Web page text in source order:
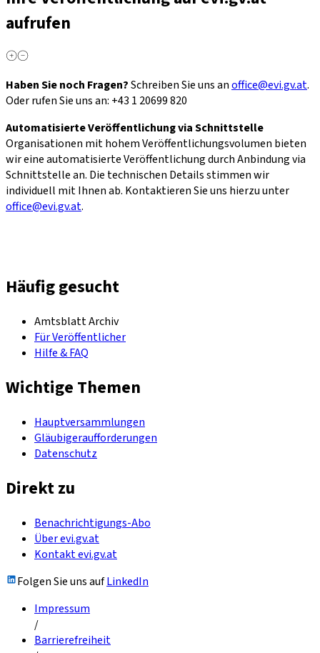
aufrufen
Haben Sie noch Fragen?Schreiben Sie uns anoffice@evi.gv.at.
Oder rufen Sie uns an: +43 1 20699 820
Automatisierte Veröffentlichung via Schnittstelle
Organisationen mit hohem Veröffentlichungsvolumen bieten
wir eine automatisierte Veröffentlichung durch Anbindung via
Schnittstelle an. Die technischen Details stimmen wir
individuell mit Ihnen ab. Kontaktieren Sie uns hierzu unter
office@evi.gv.at.
Häufig gesucht
Amtsblatt Archiv
Für Veröffentlicher
Hilfe & FAQ
Wichtige Themen
Hauptversammlungen
Gläubigeraufforderungen
Datenschutz
Direkt zu
Benachrichtigungs-Abo
Über evi.gv.at
Kontakt evi.gv.at
Folgen Sie uns aufLinkedIn
Impressum
/
Barrierefreiheit